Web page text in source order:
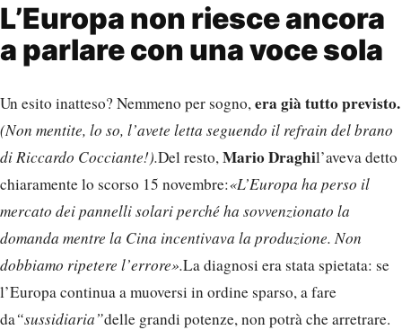
L’Europa non riesce ancora
a parlare con una voce sola
Un esito inatteso? Nemmeno per sogno,era già tutto previsto.
(Non mentite, lo so, l’avete letta seguendo il refrain del brano
di Riccardo Cocciante!).Del resto,Mario Draghil’aveva detto
chiaramente lo scorso 15 novembre:«L’Europa ha perso il
mercato dei pannelli solari perché ha sovvenzionato la
domanda mentre la Cina incentivava la produzione. Non
dobbiamo ripetere l’errore».La diagnosi era stata spietata: se
l’Europa continua a muoversi in ordine sparso, a fare
da“sussidiaria”delle grandi potenze, non potrà che arretrare.